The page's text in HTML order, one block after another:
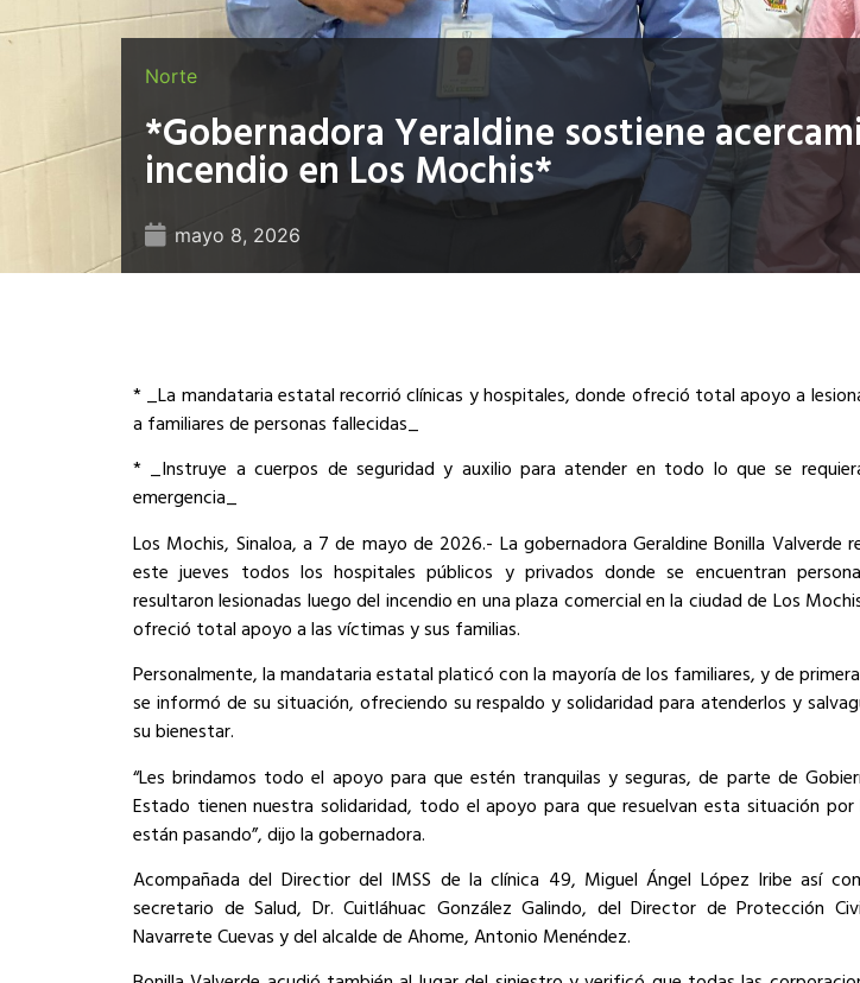
Norte
*Gobernadora Yeraldine sostiene
incendio en Los Mochis*
mayo 8, 2026
* _La mandataria estatal recorrió clínicas y hospitales, donde ofreció total apoyo a
a familiares de personas fallecidas_
* _Instruye a cuerpos de seguridad y auxilio para atender en todo lo que se
emergencia_
Los Mochis, Sinaloa, a 7 de mayo de 2026.- La gobernadora Geraldine Bonilla Valverde
este jueves todos los hospitales públicos y privados donde se encuentran
resultaron lesionadas luego del incendio en una plaza comercial en la ciudad de Los
ofreció total apoyo a las víctimas y sus familias.
Personalmente, la mandataria estatal platicó con la mayoría de los familiares, y de
se informó de su situación, ofreciendo su respaldo y solidaridad para atenderlos y
su bienestar.
“Les brindamos todo el apoyo para que estén tranquilas y seguras, de parte de
Estado tienen nuestra solidaridad, todo el apoyo para que resuelvan esta situación por
están pasando”, dijo la gobernadora.
Acompañada del Directior del IMSS de la clínica 49, Miguel Ángel López Iribe así
secretario de Salud, Dr. Cuitláhuac González Galindo, del Director de Protección
Navarrete Cuevas y del alcalde de Ahome, Antonio Menéndez.